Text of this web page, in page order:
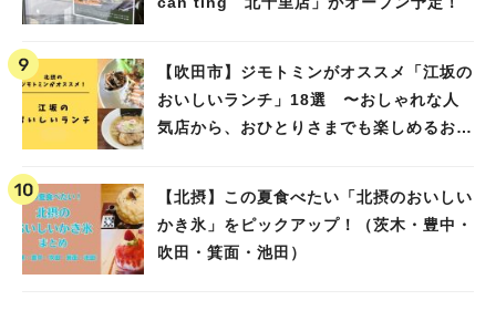
【吹田市】ジモトミンがオススメ「江坂の
おいしいランチ」18選 〜おしゃれな人
気店から、おひとりさまでも楽しめるお店
【北摂】この夏食べたい「北摂のおいしい
かき氷」をピックアップ！（茨木・豊中・
吹田・箕面・池田）